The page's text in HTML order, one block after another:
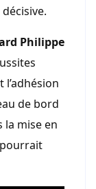
Philippe
de bord
la mise en